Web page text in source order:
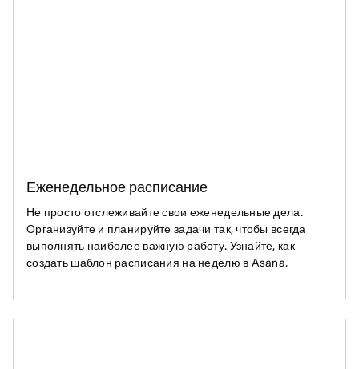
Еженедельное расписание
Не просто отслеживайте свои еженедельные дела.
Организуйте и планируйте задачи так, чтобы всегда
выполнять наиболее важную работу. Узнайте, как
создать шаблон расписания на неделю в Asana.